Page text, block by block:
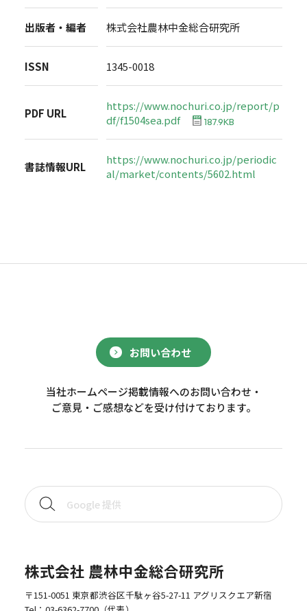
出版者・編者 株式会社農林中金総合研究所
ISSN 1345-0018
PDF URL
https://www.nochuri.co.jp/report/p
df/f1504sea.pdf
187.9KB
書誌情報URL
https://www.nochuri.co.jp/periodic
al/market/contents/5602.html
お問い合わせ
当社ホームページ掲載情報へのお問い合わせ・
ご意見・ご感想などを受け付けております。
株式会社 農林中金総合研究所
〒151-0051 東京都渋谷区千駄ヶ谷5-27-11 アグリスクエア新宿